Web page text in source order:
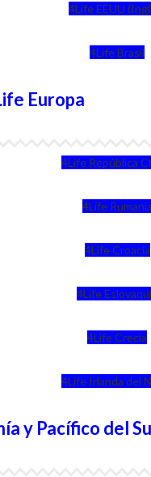
4Life EEUU
4Life Brasil
Europa
4Life República
4Life Rumania
4Life Croacia
4Life
4Life Crecia
4Life Irlanda del
y Pacífico del